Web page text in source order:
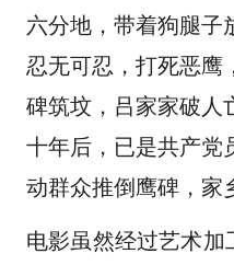
六分地，带着狗腿子
忍无可忍，打死恶鹰
碑筑坟，吕家家破人
十年后，已是共产党
动群众推倒鹰碑，家
电影虽然经过艺术加